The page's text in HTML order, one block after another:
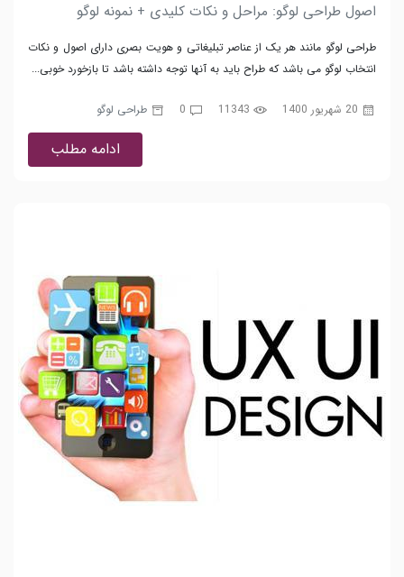
اصول طراحی لوگو: مراحل و نکات کلیدی + نمونه لوگو
طراحی لوگو مانند هر یک از عناصر تبلیغاتی و هویت بصری دارای اصول و نکات
انتخاب لوگو می باشد که طراح باید به آنها توجه داشته باشد تا بازخورد خوبی...
20 شهریور 1400 11343
0 طراحی لوگو
ادامه مطلب